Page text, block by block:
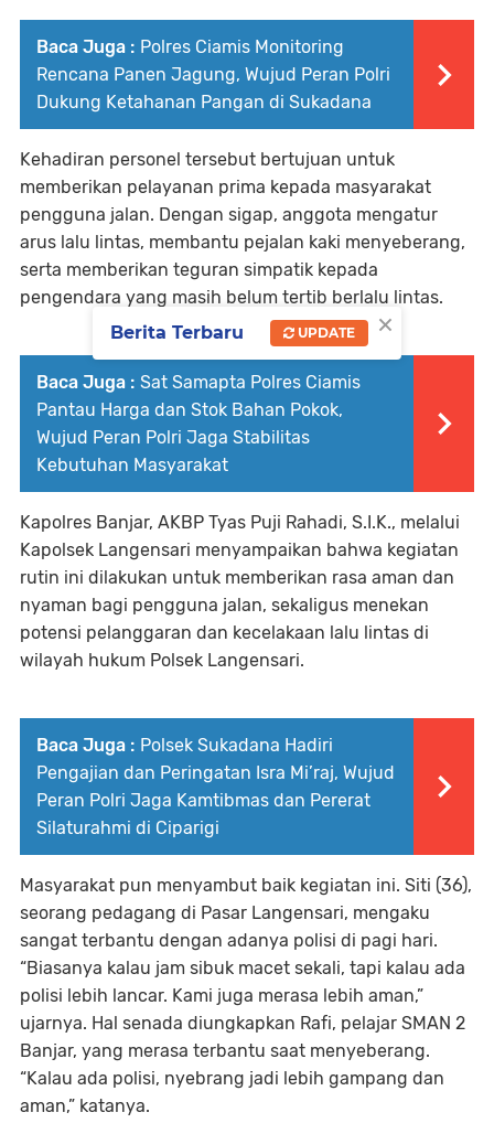
Baca Juga : Polres Ciamis Monitoring
Rencana Panen Jagung, Wujud Peran Polri
Dukung Ketahanan Pangan di Sukadana
Kehadiran personel tersebut bertujuan untuk
memberikan pelayanan prima kepada masyarakat
pengguna jalan. Dengan sigap, anggota mengatur
arus lalu lintas, membantu pejalan kaki menyeberang,
serta memberikan teguran simpatik kepada
pengendara yang masih belum tertib berlalu lintas.
Baca Juga : Sat Samapta Polres Ciamis
Pantau Harga dan Stok Bahan Pokok,
Wujud Peran Polri Jaga Stabilitas
Kebutuhan Masyarakat
Kapolres Banjar, AKBP Tyas Puji Rahadi, S.I.K., melalui
Kapolsek Langensari menyampaikan bahwa kegiatan
rutin ini dilakukan untuk memberikan rasa aman dan
nyaman bagi pengguna jalan, sekaligus menekan
potensi pelanggaran dan kecelakaan lalu lintas di
wilayah hukum Polsek Langensari.
Baca Juga : Polsek Sukadana Hadiri
Pengajian dan Peringatan Isra Mi’raj, Wujud
Peran Polri Jaga Kamtibmas dan Pererat
Silaturahmi di Ciparigi
Masyarakat pun menyambut baik kegiatan ini. Siti (36),
seorang pedagang di Pasar Langensari, mengaku
sangat terbantu dengan adanya polisi di pagi hari.
“Biasanya kalau jam sibuk macet sekali, tapi kalau ada
polisi lebih lancar. Kami juga merasa lebih aman,”
ujarnya. Hal senada diungkapkan Rafi, pelajar SMAN 2
Banjar, yang merasa terbantu saat menyeberang.
“Kalau ada polisi, nyebrang jadi lebih gampang dan
aman,” katanya.
×
Berita Terbaru UPDATE